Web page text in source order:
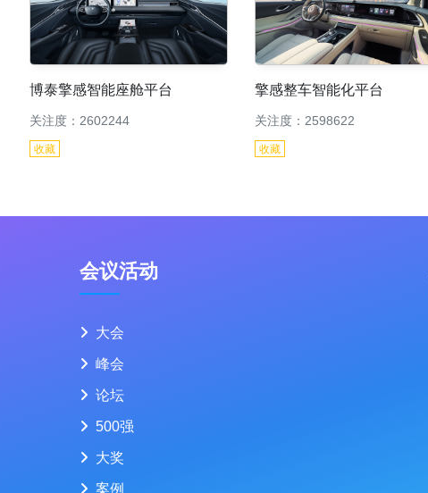
博泰擎感智能座舱平台
关注度：2602244
收藏
擎感整车智能化平台
关注度：2598622
收藏
会议活动
大会
峰会
论坛
500强
大奖
案例